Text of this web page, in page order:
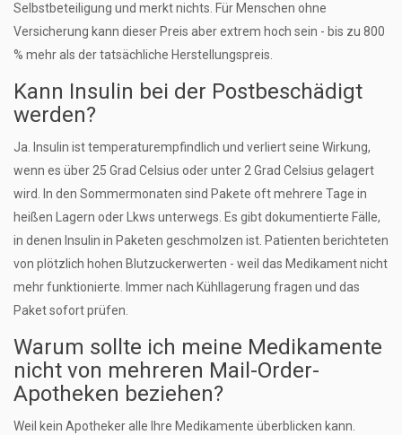
Selbstbeteiligung und merkt nichts. Für Menschen ohne
Versicherung kann dieser Preis aber extrem hoch sein - bis zu 800
% mehr als der tatsächliche Herstellungspreis.
Kann Insulin bei der Postbeschädigt
werden?
Ja. Insulin ist temperaturempfindlich und verliert seine Wirkung,
wenn es über 25 Grad Celsius oder unter 2 Grad Celsius gelagert
wird. In den Sommermonaten sind Pakete oft mehrere Tage in
heißen Lagern oder Lkws unterwegs. Es gibt dokumentierte Fälle,
in denen Insulin in Paketen geschmolzen ist. Patienten berichteten
von plötzlich hohen Blutzuckerwerten - weil das Medikament nicht
mehr funktionierte. Immer nach Kühllagerung fragen und das
Paket sofort prüfen.
Warum sollte ich meine Medikamente
nicht von mehreren Mail-Order-
Apotheken beziehen?
Weil kein Apotheker alle Ihre Medikamente überblicken kann.